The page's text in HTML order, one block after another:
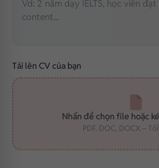
Tải lên CV của bạn
Nhấn để chọn file hoặc
PDF, DOC, DOCX –